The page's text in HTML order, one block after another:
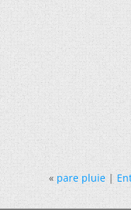
« pare pluie|